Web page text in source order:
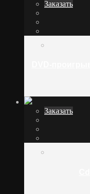
Заказать
Заказать